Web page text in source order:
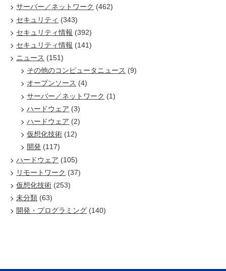
サーバー／ネットワーク (462)
セキュリティ (343)
セキュリティ情報 (392)
セキュリティ情報 (141)
ニュース (151)
その他のコンピュータニュース (9)
オープンソース (4)
サーバー／ネットワーク (1)
ハードウェア (3)
ハードウェア (2)
仮想化技術 (12)
開発 (117)
ハードウェア (105)
リモートワーク (37)
仮想化技術 (253)
未分類 (63)
開発・プログラミング (140)